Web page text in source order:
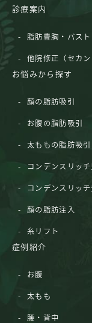
診療案内
脂肪豊胸・バス
他院修正（セカン
お悩みから探す
顔の脂肪吸引
お腹の脂肪吸引
太ももの脂肪吸引
コンデンスリッ
コンデンスリッ
顔の脂肪注入
糸リフト
症例紹介
お腹
太もも
腰・背中